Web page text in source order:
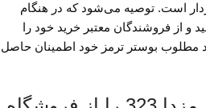
برخوردار است. توصیه می‌شود که در هنگام
و از فروشندگان معتبر خرید خود را
مطلوب بوستر ترمز خود اطمینان حاصل